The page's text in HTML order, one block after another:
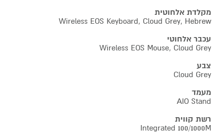
מקלדת אלחוטית
Wireless EOS Keyboard, Cloud Grey, Hebrew
עכבר אלחוטי
Wireless EOS Mouse, Cloud Grey
צבע
Cloud Grey
מעמד
AIO Stand
רשת קווית
Integrated 100/1000M